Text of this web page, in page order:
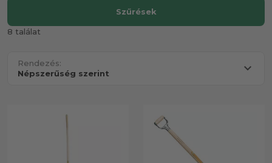
8 találat
Rendezés:
Szűrések